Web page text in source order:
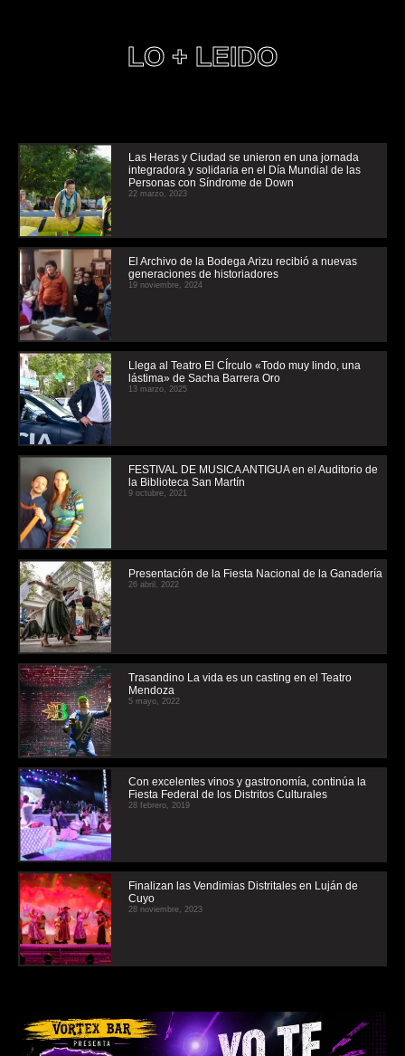
LO + LEIDO
Las Heras y Ciudad se unieron en una jornada
integradora y solidaria en el Día Mundial de las
Personas con Síndrome de Down
22 marzo, 2023
El Archivo de la Bodega Arizu recibió a nuevas
generaciones de historiadores
19 noviembre, 2024
Llega al Teatro El CÍrculo «Todo muy lindo, una
lástima» de Sacha Barrera Oro
13 marzo, 2025
FESTIVAL DE MUSICA ANTIGUA en el Auditorio de
la Biblioteca San Martín
9 octubre, 2021
Presentación de la Fiesta Nacional de la Ganadería
26 abril, 2022
Trasandino La vida es un casting en el Teatro
Mendoza
5 mayo, 2022
Con excelentes vinos y gastronomía, continúa la
Fiesta Federal de los Distritos Culturales
28 febrero, 2019
Finalizan las Vendimias Distritales en Luján de
Cuyo
28 noviembre, 2023